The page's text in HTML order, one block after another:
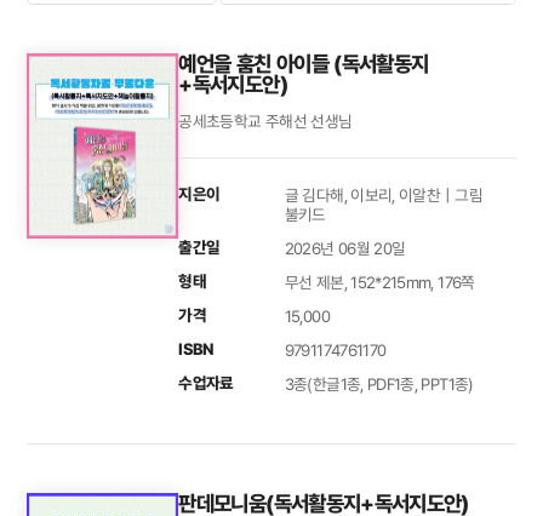
예언을 훔친 아이들 (독서활동지
+독서지도안)
공세초등학교 주해선 선생님
지은이
글 김다해, 이보리, 이알찬｜그림
불키드
출간일 2026년 06월 20일
형태 무선 제본, 152*215mm, 176쪽
가격 15,000
ISBN 9791174761170
수업자료 3종(한글1종, PDF1종, PPT1종)
판데모니움(독서활동지+독서지도안)